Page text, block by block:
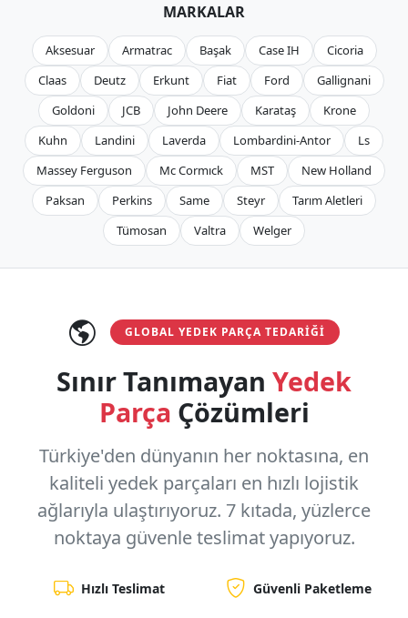
MARKALAR
Aksesuar Armatrac Başak Case IH
Cicoria
Claas
Deutz Erkunt Fiat Ford
Gallignani
Goldoni
JCB John Deere Karataş
Krone
Kuhn
Landini Laverda Lombardini-Antor
Ls
Massey Ferguson
Mc Cormıck MST
New Holland
Paksan
Perkins Same Steyr
Tarım Aletleri
Tümosan
Valtra Welger
GLOBAL YEDEK PARÇA TEDARIĞI
Sınır Tanımayan Yedek
Parça Çözümleri
Türkiye'den dünyanın her noktasına, en
kaliteli yedek parçaları en hızlı lojistik
ağlarıyla ulaştırıyoruz. 7 kıtada, yüzlerce
noktaya güvenle teslimat yapıyoruz.
Hızlı Teslimat Güvenli Paketleme